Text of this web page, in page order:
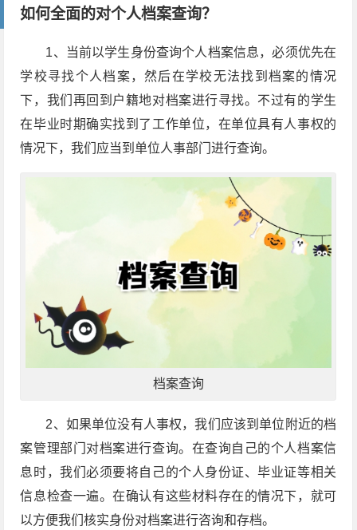
如何全面的对个人档案查询？
1、当前以学生身份查询个人档案信息，必须优先在
学校寻找个人档案，然后在学校无法找到档案的情况
下，我们再回到户籍地对档案进行寻找。不过有的学生
在毕业时期确实找到了工作单位，在单位具有人事权的
情况下，我们应当到单位人事部门进行查询。
档案查询
2、如果单位没有人事权，我们应该到单位附近的档
案管理部门对档案进行查询。在查询自己的个人档案信
息时，我们必须要将自己的个人身份证、毕业证等相关
信息检查一遍。在确认有这些材料存在的情况下，就可
以方便我们核实身份对档案进行咨询和存档。